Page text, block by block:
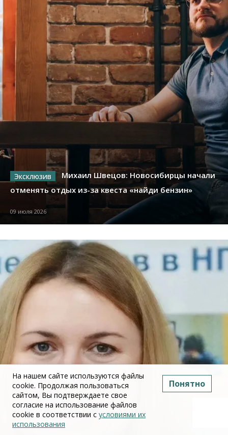
Михаил Швецов: Новосибирцы начали
отменять отдых из-за квеста «найди бензин»
09 июля 2026
На нашем сайте используются файлы
cookie. Продолжая пользоваться
сайтом, Вы подтверждаете свое
согласие на использование файлов
cookie в соответствии с условиями их
использования
Понятно